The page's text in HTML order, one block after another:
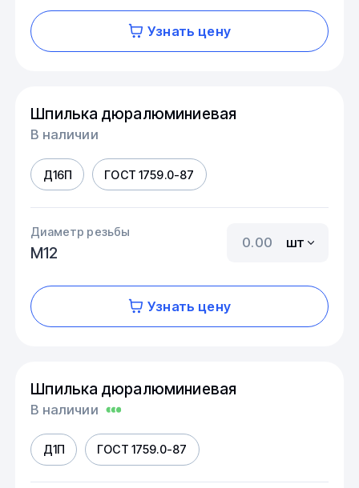
Узнать цену
Шпилька дюралюминиевая
В наличии
Д16П ГОСТ 1759.0-87
Диаметр резьбы
М12
шт
Узнать цену
Шпилька дюралюминиевая
В наличии
Д1П ГОСТ 1759.0-87